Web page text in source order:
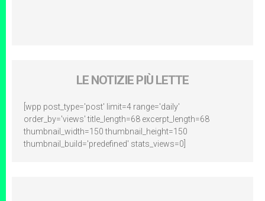
LE NOTIZIE PIÙ LETTE
[wpp post_type='post' limit=4 range='daily'
order_by='views' title_length=68 excerpt_length=68
thumbnail_width=150 thumbnail_height=150
thumbnail_build='predefined' stats_views=0]